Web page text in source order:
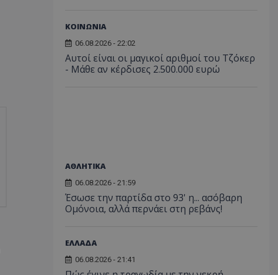
ΚΟΙΝΩΝΙΑ
06.08.2026 - 22:02
Αυτοί είναι οι μαγικοί αριθμοί του Τζόκερ
- Μάθε αν κέρδισες 2.500.000 ευρώ
ΑΘΛΗΤΙΚΑ
06.08.2026 - 21:59
Έσωσε την παρτίδα στο 93' η... ασόβαρη
Ομόνοια, αλλά περνάει στη ρεβάνς!
ΕΛΛΑΔΑ
06.08.2026 - 21:41